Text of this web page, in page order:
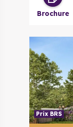
Brochure
Prix BRS